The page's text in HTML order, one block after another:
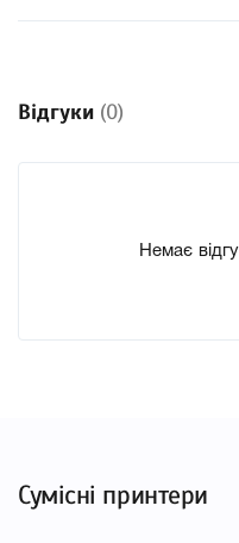
Технологія Лазерний
Производитель HP
до якого підходить
Відгуки (0)
Немає
Сумісні принтери